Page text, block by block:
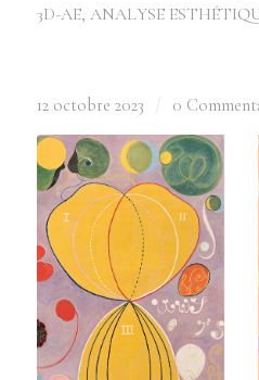
3D-AE, ANALYSE
12 octobre 2023 0